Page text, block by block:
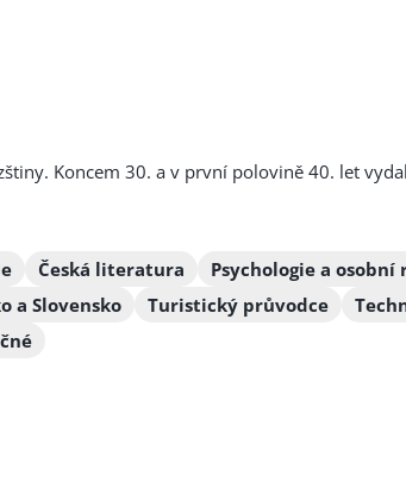
Koncem 30. a v první polovině 40. let
Česká literatura Psychologie a osobní
a Slovensko Turistický průvodce